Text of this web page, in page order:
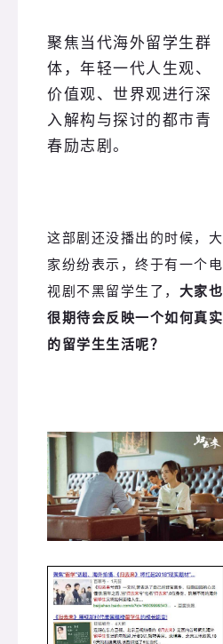
聚焦当代海外留学生群
体，年轻一代人生观、
价值观、世界观进行深
入解构与探讨的都市青
春励志剧。
这部剧还没播出的时候，大
家纷纷表示，终于有一个电
视剧不黑留学生了， 大家也
很期待会反映一个如何真实
的留学生生活呢？